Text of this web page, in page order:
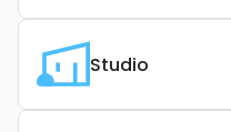
Studio